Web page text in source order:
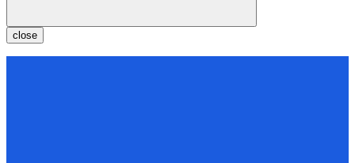
close